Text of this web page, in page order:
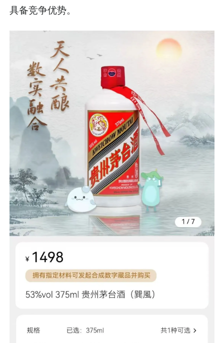
具备竞争优势。